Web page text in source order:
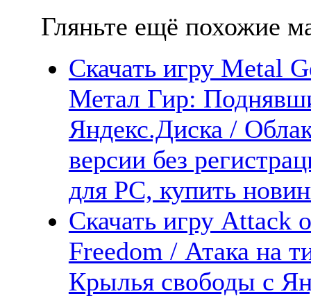
Гляньте ещё похожие
Скачать игру Metal
Метал Гир:
Яндекс.Диска /
версии без
для PC, купить
Скачать игру Attack
Freedom / Атака на
Крылья свободы с